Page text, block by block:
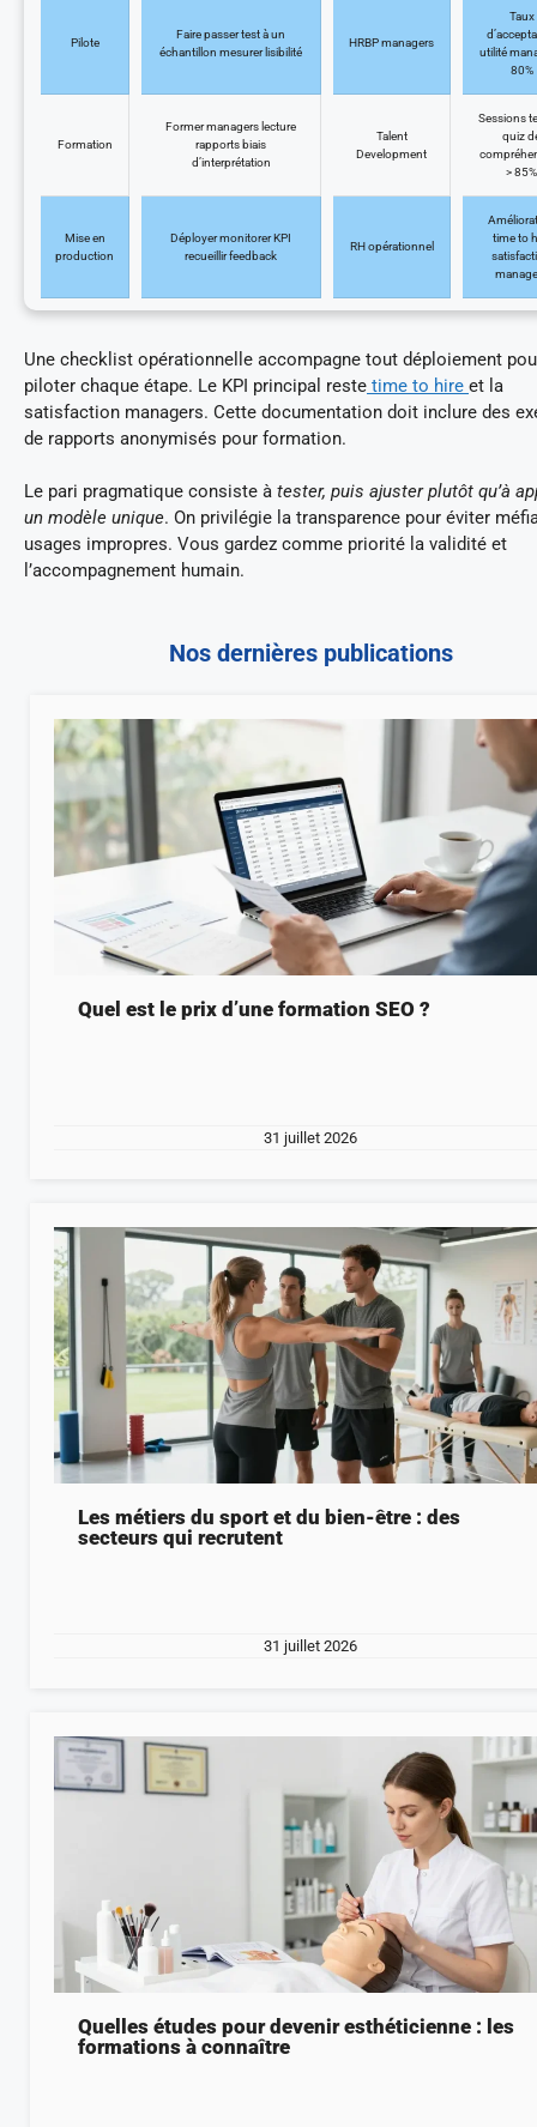
Pilote
Faire passer test à un
échantillon mesurer lisibilité
HRBP managers
Taux
utilité
80%
Formation
Former managers lecture
rapports biais
d’interprétation
Talent
Development
Sessions
quiz
> 85%
Mise en
production
Déployer monitorer KPI
recueillir feedback
RH opérationnel
time to
Une checklist opérationnelle accompagne tout déploiement
piloter chaque étape. Le KPI principal reste time to hire et la
satisfaction managers. Cette documentation doit inclure des
de rapports anonymisés pour formation.
Le pari pragmatique consiste à tester, puis ajuster plutôt qu’à
un modèle unique. On privilégie la transparence pour éviter
usages impropres. Vous gardez comme priorité la validité et
l’accompagnement humain.
Nos dernières publications
Quel est le prix d’une formation SEO ?
31 juillet 2026
Les métiers du sport et du bien-être : des
secteurs qui recrutent
31 juillet 2026
Quelles études pour devenir esthéticienne : les
formations à connaître